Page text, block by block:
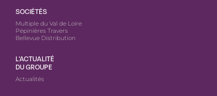
SOCIÉTÉS
Multiple du Val de Loire
L'ACTUALITÉ
DU GROUPE